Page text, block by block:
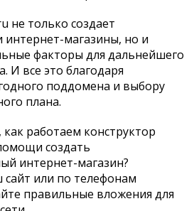
не только создает
магазины, но и
факторы для дальнейшего
И все это благодаря
поддомена и выбору
плана.
работаем конструктор
создать
интернет-магазин?
или по телефонам
правильные вложения для